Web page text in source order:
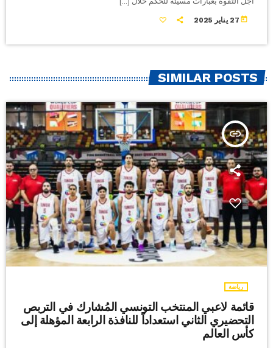
today 27 يناير 2025
SIMILAR POSTS
insert_link
رياضة
قائمة لاعبي المنتخب التونسي المُشارك في التربص
التحضيري الثاني استعداداً للنافذة الرابعة المؤهلة إلى
كأس العالم